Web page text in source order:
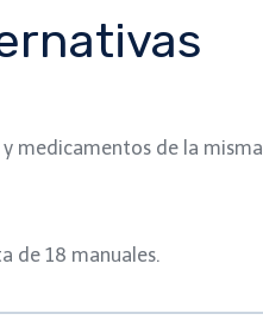
medicamentos de la misma
de 18 manuales.